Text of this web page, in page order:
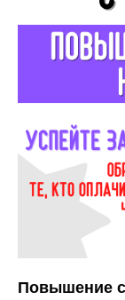
Повышение